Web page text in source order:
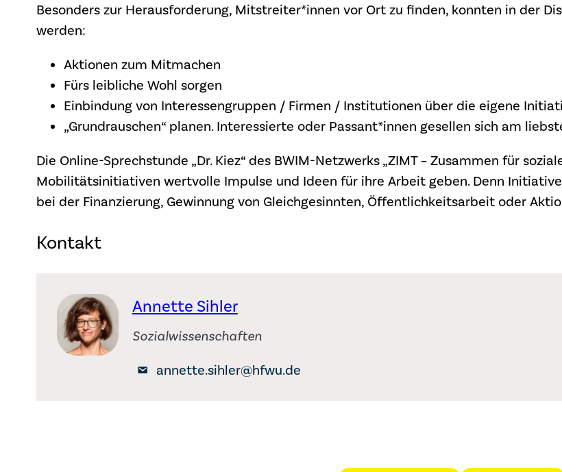
Besonders zur Herausforderung, Mitstreiter*innen vor Ort zu finden, konnten in der
werden:
Aktionen zum Mitmachen
Fürs leibliche Wohl sorgen
Einbindung von Interessengruppen / Firmen / Institutionen über die eigene
„Grundrauschen“ planen. Interessierte oder Passant*innen gesellen sich am
Die Online-Sprechstunde „Dr. Kiez“ des BWIM-Netzwerks „ZIMT – Zusammen für
Mobilitätsinitiativen wertvolle Impulse und Ideen für ihre Arbeit geben. Denn
bei der Finanzierung, Gewinnung von Gleichgesinnten, Öffentlichkeitsarbeit oder
Kontakt
Annette Sihler
Sozialwissenschaften
annette.sihler@hfwu.de